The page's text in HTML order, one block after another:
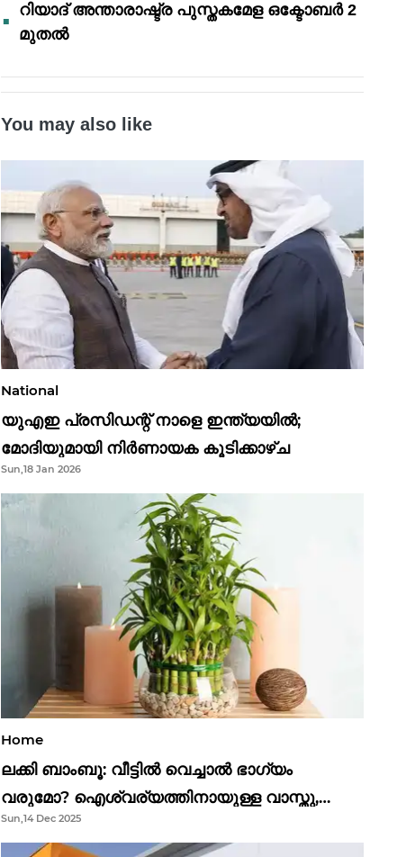
റിയാദ് അന്താരാഷ്ട്ര പുസ്തകമേള ഒക്ടോബർ 2
മുതൽ
You may also like
National
യുഎഇ പ്രസിഡന്റ് നാളെ ഇന്ത്യയിൽ;
മോദിയുമായി നിർണായക കൂടിക്കാഴ്ച
Sun,18 Jan 2026
Home
ലക്കി ബാംബൂ: വീട്ടിൽ വെച്ചാൽ ഭാഗ്യം
വരുമോ? ഐശ്വര്യത്തിനായുള്ള വാസ്തു,
ഫെങ് ഷൂയി വിശ്വാസങ്ങൾ
Sun,14 Dec 2025